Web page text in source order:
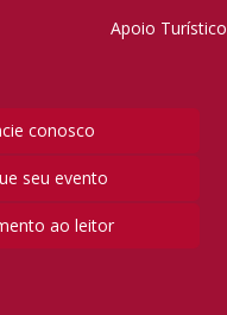
Apoio Turístico
conosco
seu evento
ao leitor